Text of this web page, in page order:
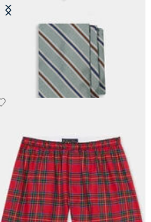
Regimentalkrawatte aus Seide